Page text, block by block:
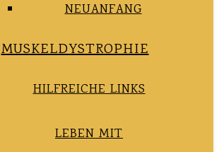
NEUANFANG
MUSKELDYSTROPHIE
HILFREICHE LINKS
LEBEN MIT